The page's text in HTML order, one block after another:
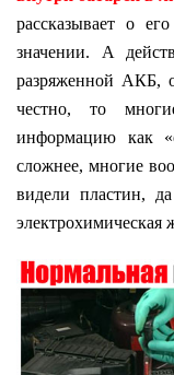
рассказывает о
значении. А
разряженной АКБ,
честно, то
информацию как
сложнее, многие
видели пластин,
электрохимическая